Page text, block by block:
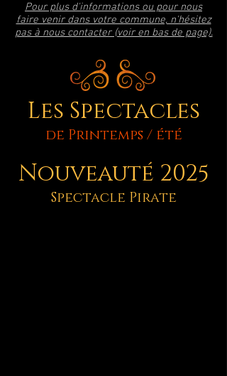
Pour plus d'informations ou pour nous
faire venir dans votre commune, n'hésitez
pas à nous contacter (voir en bas de page).
Les Spectacles
de Printemps / été
Nouveauté 2025
Spectacle Pirate